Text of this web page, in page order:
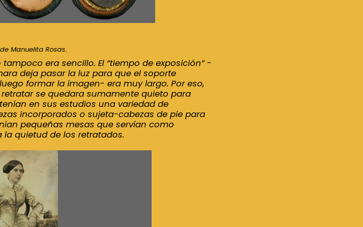
Manuelita Rosas.
era sencillo. El “tiempo de exposición” -
deja pasar la luz para que el soporte
formar la imagen- era muy largo. Por eso,
se quedara sumamente quieto para
en sus estudios una variedad de
incorporados o sujeta-cabezas de pie para
pequeñas mesas que servían como
quietud de los retratados.